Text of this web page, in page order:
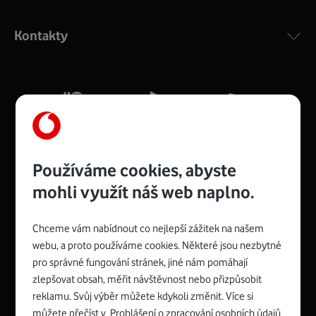
silný signál pro celou domácnost. Kompaktní rozměry 21
Více o COMPAL CH7465VF
Zyxel VMG8623-T50B:
Rozměry modemu jsou 16 x 22 x 7,5 cm (včetně stojánku)
a nabízí 4 gigabitové LAN porty a bezdrátové připojení Wi-
Spojte se s Vodafonem
Kontakty
Používáme cookies, abyste
mohli využít náš web naplno.
Chceme vám nabídnout co nejlepší zážitek na našem
webu, a proto používáme cookies. Některé jsou nezbytné
pro správné fungování stránek, jiné nám pomáhají
zlepšovat obsah, měřit návštěvnost nebo přizpůsobit
reklamu. Svůj výběr můžete kdykoli změnit. Více si
můžete přečíst v Prohlášení o zpracování osobních údajů